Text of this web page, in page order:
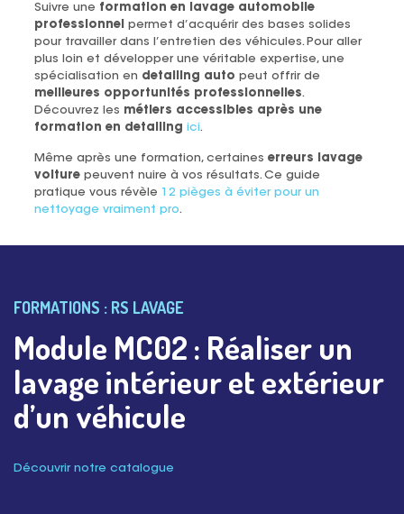
Suivre une formation en lavage automobile
professionnel
permet d’acquérir des bases solides
pour travailler dans l’entretien des véhicules. Pour aller
plus loin et développer une véritable expertise, une
spécialisation en detailing auto peut offrir de
meilleures opportunités professionnelles.
Découvrez les métiers accessibles après une
formation en detailing ici.
Même après une formation, certaines erreurs lavage
voiturepeuvent nuire à vos résultats. Ce guide
pratique vous révèle 12 pièges à éviter pour un
nettoyage vraiment pro.
FORMATIONS : RS LAVAGE
Module MC02 : Réaliser un
lavage intérieur et extérieur
d’un véhicule
Découvrir notre catalogue